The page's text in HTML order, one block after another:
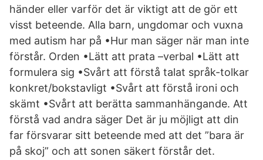
händer eller varför det är viktigt att de gör ett
visst beteende. Alla barn, ungdomar och vuxna
med autism har på •Hur man säger när man inte
förstår. Orden •Lätt att prata –verbal •Lätt att
formulera sig •Svårt att förstå talat språk-tolkar
konkret/bokstavligt •Svårt att förstå ironi och
skämt •Svårt att berätta sammanhängande. Att
förstå vad andra säger Det är ju möjligt att din
far försvarar sitt beteende med att det ”bara är
på skoj” och att sonen säkert förstår det.